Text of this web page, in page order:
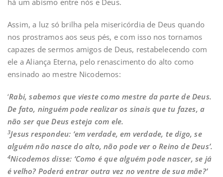
há um abismo entre nós e Deus.
Assim, a luz só brilha pela misericórdia de Deus quando
nos prostramos aos seus pés, e com isso nos tornamos
capazes de sermos amigos de Deus, restabelecendo com
ele a Aliança Eterna, pelo renascimento do alto como
ensinado ao mestre Nicodemos:
‘Rabi, sabemos que vieste como mestre da parte de Deus.
De fato, ninguém pode realizar os sinais que tu fazes, a
não ser que Deus esteja com ele.
3Jesus respondeu: ‘em verdade, em verdade, te digo, se
alguém não nasce do alto, não pode ver o Reino de Deus’.
4Nicodemos disse: ‘Como é que alguém pode nascer, se já
é velho? Poderá entrar outra vez no ventre de sua mãe?’